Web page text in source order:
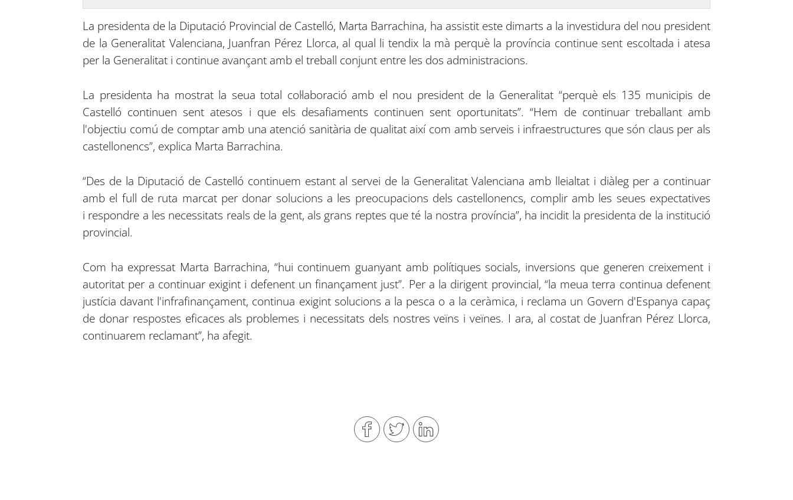
La presidenta de la Diputació Provincial de Castelló, Marta Barrachina, ha assistit este dimarts a la investidura del nou president
de la Generalitat Valenciana, Juanfran Pérez Llorca, al qual li tendix la mà perquè la província continue sent escoltada i atesa
per la Generalitat i continue avançant amb el treball conjunt entre les dos administracions.
La presidenta ha mostrat la seua total col·laboració amb el nou president de la Generalitat “perquè els 135 municipis de
Castelló continuen sent atesos i que els desafiaments continuen sent oportunitats”. “Hem de continuar treballant amb
l'objectiu comú de comptar amb una atenció sanitària de qualitat així com amb serveis i infraestructures que són claus per als
castellonencs”, explica Marta Barrachina.
“Des de la Diputació de Castelló continuem estant al servei de la Generalitat Valenciana amb lleialtat i diàleg per a continuar
amb el full de ruta marcat per donar solucions a les preocupacions dels castellonencs, complir amb les seues expectatives
i respondre a les necessitats reals de la gent, als grans reptes que té la nostra província”, ha incidit la presidenta de la institució
provincial.
Com ha expressat Marta Barrachina, “hui continuem guanyant amb polítiques socials, inversions que generen creixement i
autoritat per a continuar exigint i defenent un finançament just”. Per a la dirigent provincial, “la meua terra continua defenent
justícia davant l'infrafinançament, continua exigint solucions a la pesca o a la ceràmica, i reclama un Govern d'Espanya capaç
de donar respostes eficaces als problemes i necessitats dels nostres veïns i veïnes. I ara, al costat de Juanfran Pérez Llorca,
continuarem reclamant”, ha afegit.